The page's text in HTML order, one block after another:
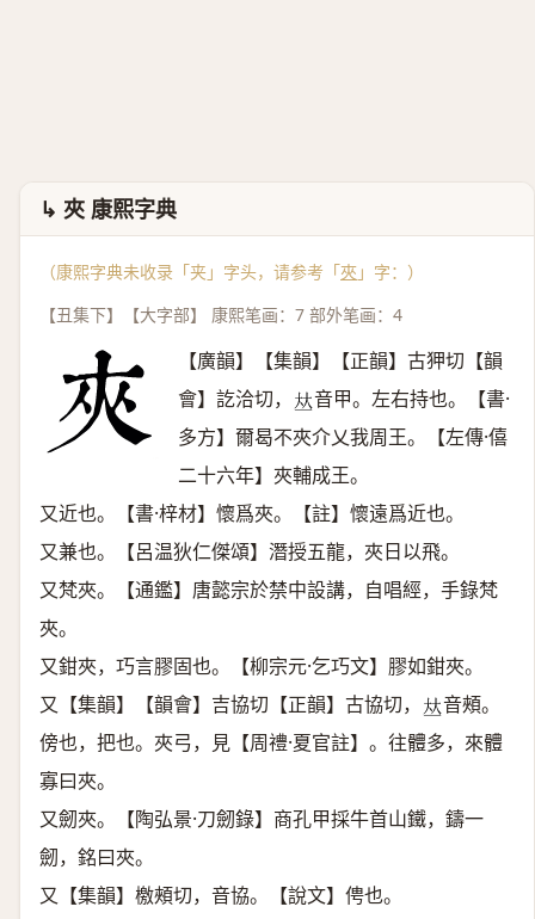
↳ 夾 康熙字典
（康熙字典未收录「夹」字头，请参考「夾 」字：）
【丑集下】【大字部】 康熙笔画：7 部外笔画：4
【廣韻】【集韻】【正韻】古狎切【韻
會】訖洽切， 𠀤音甲。左右持也。【書·
多方】爾曷不夾介乂我周王。【左傳·僖
二十六年】夾輔成王。
又近也。【書·梓材】懷爲夾。【註】懷遠爲近也。
又兼也。【呂温狄仁傑頌】潛授五龍，夾日以飛。
又梵夾。【通鑑】唐懿宗於禁中設講，自唱經，手錄梵
夾。
又鉗夾，巧言膠固也。【柳宗元·乞巧文】膠如鉗夾。
又【集韻】【韻會】吉協切【正韻】古協切， 𠀤音頰。
傍也，把也。夾弓，見【周禮·夏官註】。往體多，來體
寡曰夾。
又劒夾。【陶弘景·刀劒錄】商孔甲採牛首山鐵，鑄一
劒，銘曰夾。
又【集韻】檄頰切，音協。【說文】俜也。